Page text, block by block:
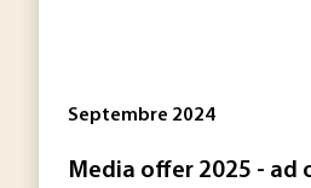
Septembre 2024
Media offer 2025 - ad